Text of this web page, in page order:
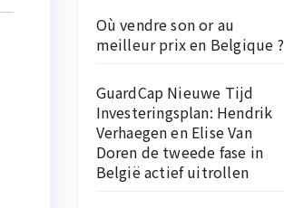
Où vendre son or au
meilleur prix en Belgique ?
GuardCap Nieuwe Tijd
Investeringsplan: Hendrik
Verhaegen en Elise Van
Doren de tweede fase in
België actief uitrollen